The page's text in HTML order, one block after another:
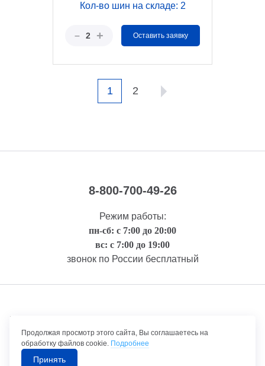
Кол-во шин на складе: 2
– 2 + Оставить заявку
1 2
8-800-700-49-26
Режим работы:
пн-сб: с 7:00 до 20:00
вс: с 7:00 до 19:00
звонок по России бесплатный
Правовая информация
©1992-2026 ТрансТехСервис – продажа и обслуживание автомобилей.
Продолжая просмотр этого сайта, Вы соглашаетесь на
обработку файлов cookie. Подробнее
Принять